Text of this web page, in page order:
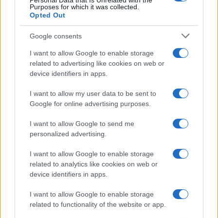
Purposes for which it was collected.
Opted Out
Google consents
I want to allow Google to enable storage
related to advertising like cookies on web or
device identifiers in apps.
I want to allow my user data to be sent to
Google for online advertising purposes.
I want to allow Google to send me
personalized advertising.
I want to allow Google to enable storage
related to analytics like cookies on web or
device identifiers in apps.
I want to allow Google to enable storage
related to functionality of the website or app.
Μίλησε για τη σημασία του εμβολιασμού κατά του HPV
παχέος εντέρου. «Στο ίδιο μέτωπο τις επόμενες
εβδομάδες εγκαινιάζεται και η πολύ σημαντική
πρωτοβουλία για τα καρδιαγγειακά νοσήματα»,
πρόσθεσε.
«Με αυτόν τον τρόπο αντιλαμβάνομαι την έννοια ενός
κράτους το οποίο φροντίζει τον πολίτη», είπε ο
πρωθυπουργός. «Και επειδή δουλειά σας είναι να
ασκείτε κριτική αναρωτιέμαι πότε έχουν ξαναγίνει όλα
Ειδική μνεία έκανε στη «φιλόδοξη προσπάθεια που κάνει
το υπουργείο για την αντιμετώπιση της παχυσαρκίας
υπογραμμίζοντας την ενημέρωση για τη σημασία της
σωστής διατροφής και της άσκησης.